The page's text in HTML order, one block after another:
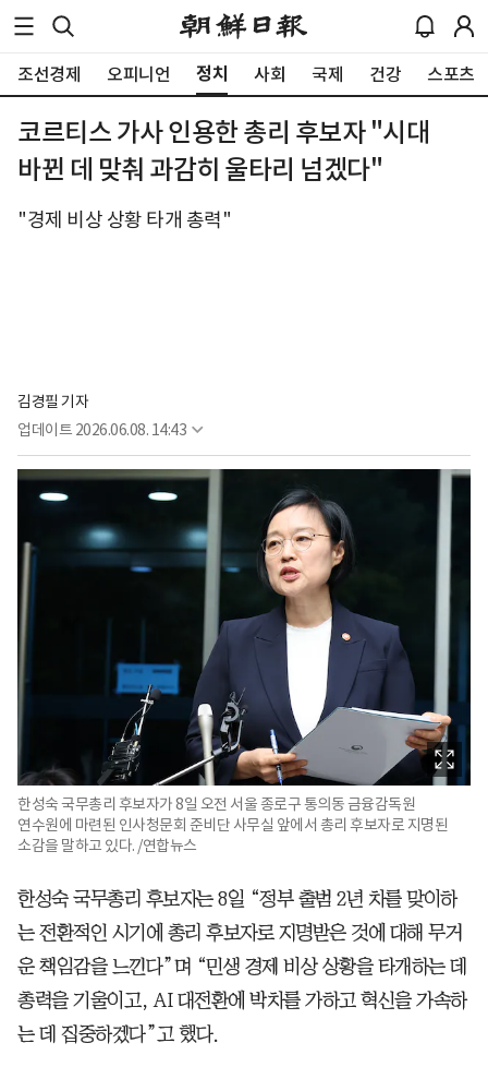
조선경제 오피니언 정치 사회 국제 건강 스포츠
코르티스 가사 인용한 총리 후보자 "시대
바뀐 데 맞춰 과감히 울타리 넘겠다"
"경제 비상 상황 타개 총력"
김경필 기자
업데이트 2026.06.08. 14:43
한성숙 국무총리 후보자가 8일 오전 서울 종로구 통의동 금융감독원
연수원에 마련된 인사청문회 준비단 사무실 앞에서 총리 후보자로 지명된
소감을 말하고 있다. /연합뉴스
한성숙 국무총리 후보자는 8일 “정부 출범 2년 차를 맞이하
는 전환적인 시기에 총리 후보자로 지명받은 것에 대해 무거
운 책임감을 느낀다”며 “민생 경제 비상 상황을 타개하는 데
총력을 기울이고, AI 대전환에 박차를 가하고 혁신을 가속하
는 데 집중하겠다”고 했다.